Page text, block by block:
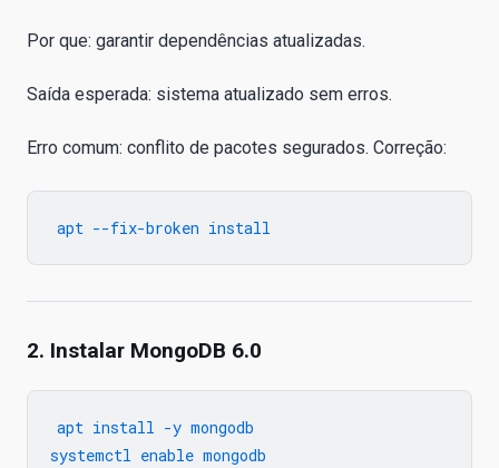
Por que: garantir dependências atualizadas.
Saída esperada: sistema atualizado sem erros.
Erro comum: conflito de pacotes segurados. Correção:
2. Instalar MongoDB 6.0
apt install -y mongodb
systemctl enable mongodb